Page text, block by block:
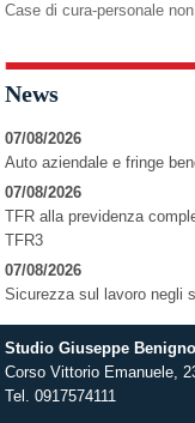
Case di cura-personale
News
07/08/2026
Auto aziendale e fringe
07/08/2026
TFR alla previdenza
TFR3
07/08/2026
Sicurezza sul lavoro negli
Studio Giuseppe Benigno
Corso Vittorio Emanuele,
Tel.0917574111